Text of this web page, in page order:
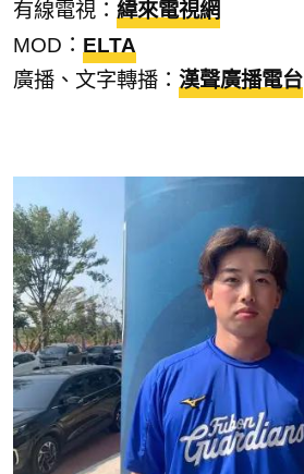
有線電視： 緯來電視網
MOD： ELTA
廣播、文字轉播： 漢聲廣播電台